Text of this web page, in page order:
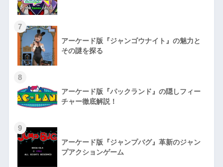
7
アーケード版『ジャンゴウナイト』の魅力と
その謎を探る
8
アーケード版『パックランド』の隠しフィー
チャー徹底解説！
9
アーケード版『ジャンプバグ』革新のジャン
プアクションゲーム